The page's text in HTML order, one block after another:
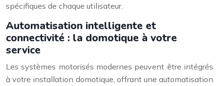
spécifiques de chaque utilisateur.
Automatisation intelligente et
connectivité : la domotique à votre
service
Les systèmes motorisés modernes peuvent être intégrés
à votre installation domotique, offrant une automatisation